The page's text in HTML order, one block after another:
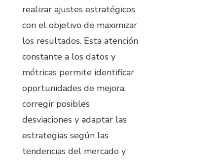
realizar ajustes estratégicos
con el objetivo de maximizar
los resultados. Esta atención
constante a los datos y
métricas permite identificar
oportunidades de mejora,
corregir posibles
desviaciones y adaptar las
estrategias según las
tendencias del mercado y